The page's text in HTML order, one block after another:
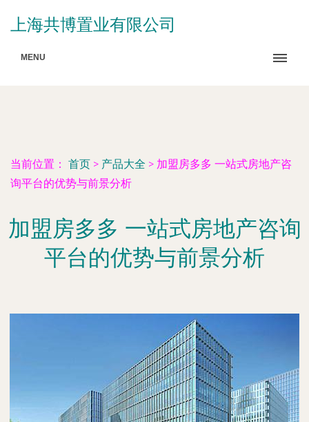
上海共博置业有限公司
MENU
当前位置： 首页 > 产品大全 > 加盟房多多 一站式房地产咨
询平台的优势与前景分析
加盟房多多 一站式房地产咨询
平台的优势与前景分析